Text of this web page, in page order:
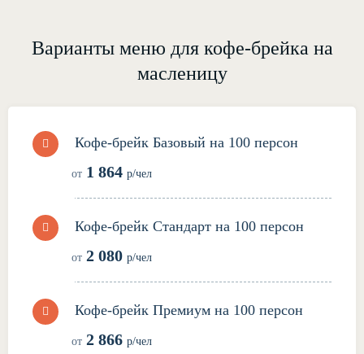
Варианты меню для кофе-брейка на
масленицу
Кофе-брейк Базовый на 100 персон
от 1 864 р/чел
Кофе-брейк Стандарт на 100 персон
от 2 080 р/чел
Кофе-брейк Премиум на 100 персон
от 2 866 р/чел